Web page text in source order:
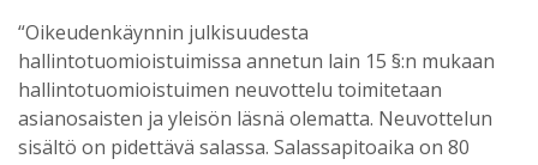
“Oikeudenkäynnin julkisuudesta
hallintotuomioistuimissa annetun lain 15 §:n mukaan
hallintotuomioistuimen neuvottelu toimitetaan
asianosaisten ja yleisön läsnä olematta. Neuvottelun
sisältö on pidettävä salassa. Salassapitoaika on 80